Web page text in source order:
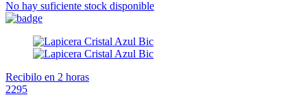
No hay suficiente stock disponible
Recibilo en 2 horas
2295